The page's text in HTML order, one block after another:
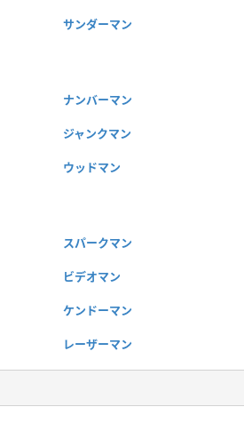
サンダーマン
ナンバーマン
ジャンクマン
ウッドマン
スパークマン
ビデオマン
ケンドーマン
レーザーマン